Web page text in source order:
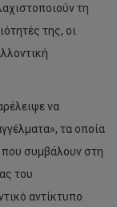
τη
της, οι
να
τα οποία
που συμβάλουν στη
του
αντίκτυπο